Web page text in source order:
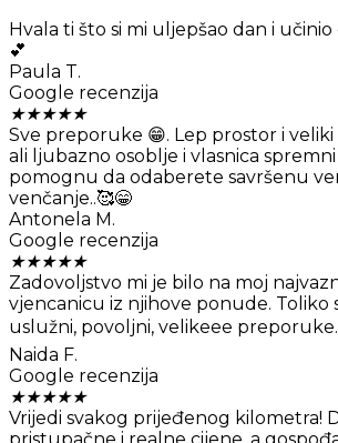
Hvala ti što si mi uljepšao dan i učinio
💕
Paula T.
Google recenzija
★★★★★
Sve preporuke 😁. Lep prostor i
ali ljubazno osoblje i vlasnica spremni
pomognu da odaberete savršenu
venčanje..🥰😁
Antonela M.
Google recenzija
★★★★★
Zadovoljstvo mi je bilo na moj
vjencanicu iz njihove ponude. Toliko
uslužni, povoljni, velikeee
Naida F.
Google recenzija
★★★★★
Vrijedi svakog prijeđenog kilometra!